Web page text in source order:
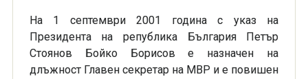
На 1 септември 2001 година с указ на
Президента на република България Петър
Стоянов Бойко Борисов е назначен на
длъжност Главен секретар на МВР и е повишен